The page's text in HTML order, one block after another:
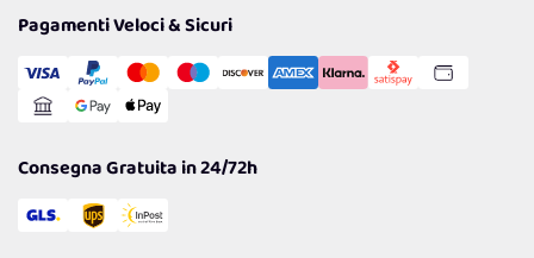
Cookie Policy
Gestisci Cookie
Reso Facile e Veloce
Pagamenti Veloci & Sicuri
Consegna Gratuita in 24/72h